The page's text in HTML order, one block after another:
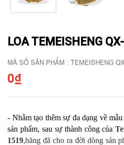
LOA TEMEISHENG
MÃ SỐ SẢN PHẨM : TEMEISHENG
0₫
- Nhằm tạo thêm sự đa dạng về
sản phẩm, sau sự thành công của
1519,hãng đã cho ra đời dòng sản